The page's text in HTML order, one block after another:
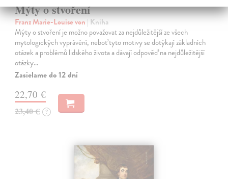
Mýty o stvoření
Franz Marie-Louise von | Kniha
Mýty o stvoření je možno považovat za nejdůležitější ze všech
mytologických vyprávění, neboť tyto motivy se dotýkají základních
otázek a problémů lidského života a dávají odpověď na nejdůležitější
otázky…
Zasielame do 12 dní
22,70 €
23,40 € ?